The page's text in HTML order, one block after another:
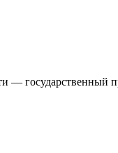
— государственный